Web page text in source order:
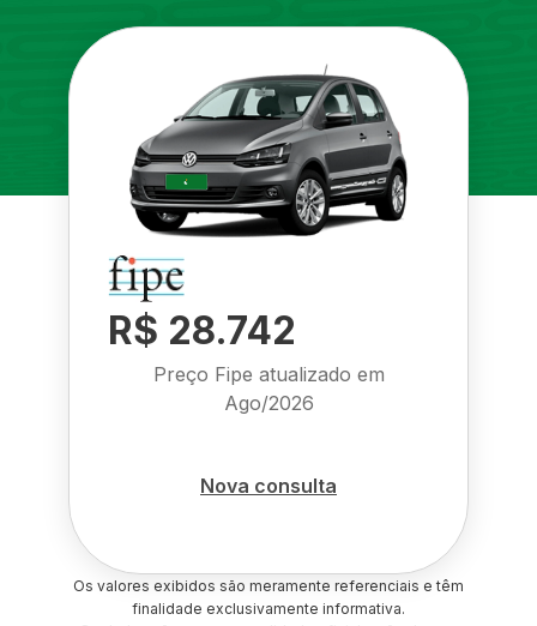
R$ 28.742
Preço Fipe atualizado em
Ago/2026
Nova consulta
Os valores exibidos são meramente referenciais e têm
finalidade exclusivamente informativa.